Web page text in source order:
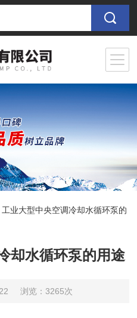
工业大型中央空调冷却水循环泵的
却水循环泵的用途
浏览：3265次